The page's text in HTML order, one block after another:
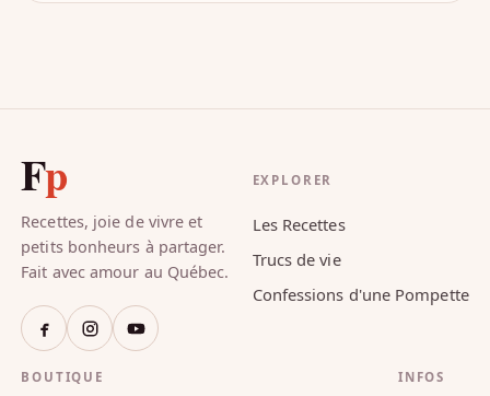
Fp
Recettes, joie de vivre et
petits bonheurs à partager.
Fait avec amour au Québec.
EXPLORER
Les Recettes
Trucs de vie
Confessions d'une Pompette
BOUTIQUE INFOS